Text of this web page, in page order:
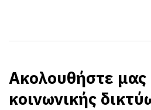
Ακολουθήστε
κοινωνικής